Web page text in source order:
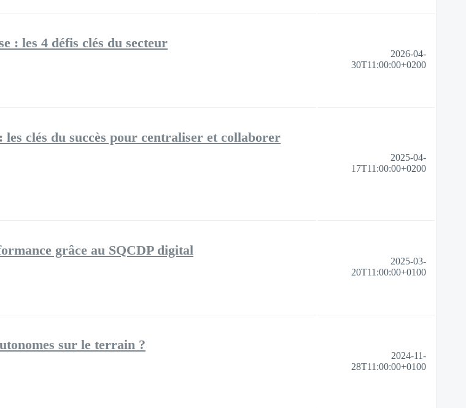
: les 4 défis clés du secteur
2026-04-
30T11:00:00+0200
clés du succès pour centraliser et collaborer
2025-04-
17T11:00:00+0200
grâce au SQCDP digital
2025-03-
20T11:00:00+0100
sur le terrain ?
2024-11-
28T11:00:00+0100